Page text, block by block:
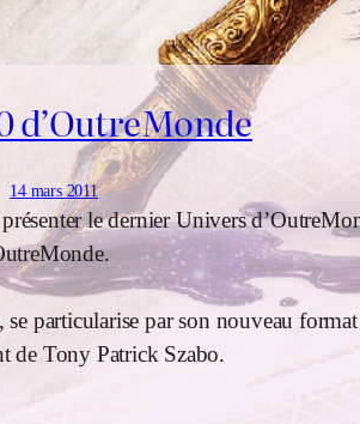
d’OutreMonde
14 mars 2011
le dernier Univers
se particularise par son nouveau
de Tony Patrick Szabo.